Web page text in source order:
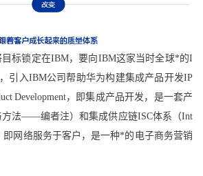
目标锁定在IBM，要向IBM这家当时全球*的I
引入IBM公司帮助华为构建集成产品开发IP
Development，即集成产品开发，是一套产
方法——编者注）和集成供应链ISC体系（Int
即网络服务于客户，是一种*的电子商务营销